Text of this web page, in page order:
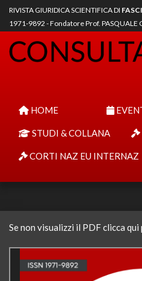
RIVISTA GIURIDICA SCIENTIFICA DI
1971-9892 - Fondatore Prof. PASQUALE
HOME
STUDI & COLLANA
CORTI NAZ EU INTERNAZ
Se non visualizzi il PDF clicca